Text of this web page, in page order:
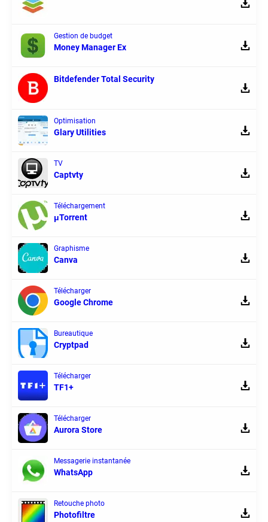
Gestion de budget
Money Manager Ex
Bitdefender Total Security
Optimisation
Glary Utilities
TV
Captvty
Téléchargement
μTorrent
Graphisme
Canva
Télécharger
Google Chrome
Bureautique
Cryptpad
Télécharger
TF1+
Télécharger
Aurora Store
Messagerie instantanée
WhatsApp
Retouche photo
Photofiltre